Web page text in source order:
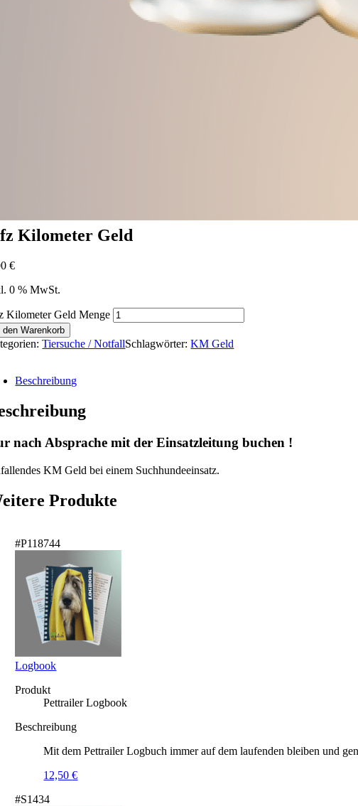
Kilometer Geld
€
0 % MwSt.
Kilometer Geld Menge
den Warenkorb
Tiersuche / NotfallSchlagwörter:KM Geld
Beschreibung
nach Absprache mit der Einsatzleitung buchen !
KM Geld bei einem Suchhundeeinsatz.
Produkte
#P118744
Logbook
Produkt
Pettrailer Logbook
Beschreibung
Mit dem Pettrailer Logbuch immer auf dem laufenden bleiben und
12,50€
#S1434